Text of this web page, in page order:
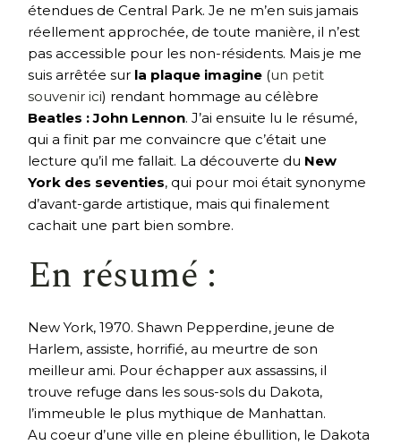
étendues de Central Park. Je ne m’en suis jamais
réellement approchée, de toute manière, il n’est
pas accessible pour les non-résidents. Mais je me
suis arrêtée sur la plaque imagine (un petit
souvenir ici) rendant hommage au célèbre
Beatles : John Lennon. J’ai ensuite lu le résumé,
qui a finit par me convaincre que c’était une
lecture qu’il me fallait. La découverte du New
York des seventies, qui pour moi était synonyme
d’avant-garde artistique, mais qui finalement
cachait une part bien sombre.
En résumé :
New York, 1970. Shawn Pepperdine, jeune de
Harlem, assiste, horrifié, au meurtre de son
meilleur ami. Pour échapper aux assassins, il
trouve refuge dans les sous-sols du Dakota,
l’immeuble le plus mythique de Manhattan.
Au coeur d’une ville en pleine ébullition, le Dakota